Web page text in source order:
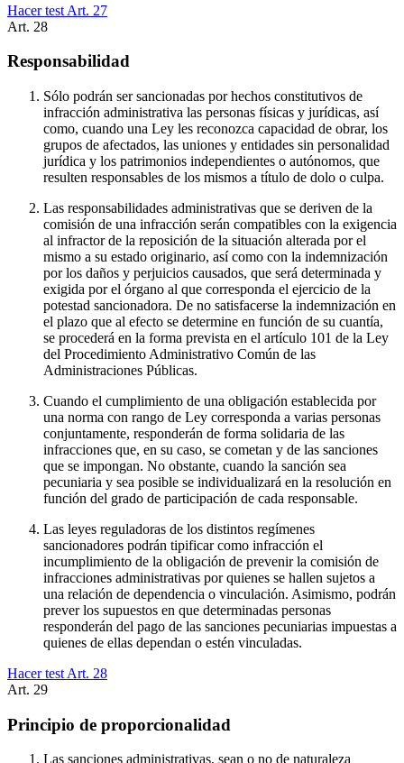
Hacer test Art. 27
Art. 28
Responsabilidad
Sólo podrán ser sancionadas por hechos constitutivos de
infracción administrativa las personas físicas y jurídicas, así
como, cuando una Ley les reconozca capacidad de obrar, los
grupos de afectados, las uniones y entidades sin personalidad
jurídica y los patrimonios independientes o autónomos, que
resulten responsables de los mismos a título de dolo o culpa.
Las responsabilidades administrativas que se deriven de la
comisión de una infracción serán compatibles con la exigencia
al infractor de la reposición de la situación alterada por el
mismo a su estado originario, así como con la indemnización
por los daños y perjuicios causados, que será determinada y
exigida por el órgano al que corresponda el ejercicio de la
potestad sancionadora. De no satisfacerse la indemnización en
el plazo que al efecto se determine en función de su cuantía,
se procederá en la forma prevista en el artículo 101 de la Ley
del Procedimiento Administrativo Común de las
Administraciones Públicas.
Cuando el cumplimiento de una obligación establecida por
una norma con rango de Ley corresponda a varias personas
conjuntamente, responderán de forma solidaria de las
infracciones que, en su caso, se cometan y de las sanciones
que se impongan. No obstante, cuando la sanción sea
pecuniaria y sea posible se individualizará en la resolución en
función del grado de participación de cada responsable.
Las leyes reguladoras de los distintos regímenes
sancionadores podrán tipificar como infracción el
incumplimiento de la obligación de prevenir la comisión de
infracciones administrativas por quienes se hallen sujetos a
una relación de dependencia o vinculación. Asimismo, podrán
prever los supuestos en que determinadas personas
responderán del pago de las sanciones pecuniarias impuestas a
quienes de ellas dependan o estén vinculadas.
Hacer test Art. 28
Art. 29
Principio de proporcionalidad
Las sanciones administrativas, sean o no de naturaleza